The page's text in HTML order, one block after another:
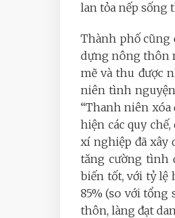
lan tỏa nếp sống
Thành phố cũng
dựng nông thôn
mẽ và thu được
niên tình
“Thanh niên xóa
hiện các quy
xí nghiệp đã xây
tăng cường tình
biến tốt, với tỷ lệ
85% (so với tổng
thôn, làng đạt